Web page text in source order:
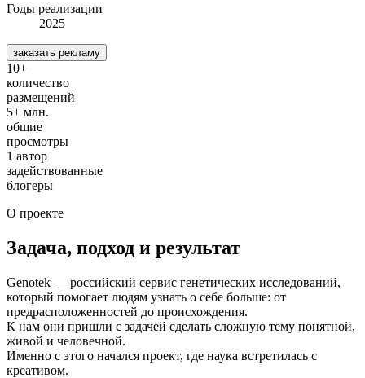
Годы реализации
2025
заказать рекламу
10+
количество
размещений
5+ млн.
общие
просмотры
1 автор
задействованные
блогеры
О проекте
Задача, подход и результат
Genotek — российский сервис генетических исследований,
который помогает людям узнать о себе больше: от
предрасположенностей до происхождения.
К нам они пришли с задачей сделать сложную тему понятной,
живой и человечной.
Именно с этого начался проект, где наука встретилась с
креативом.